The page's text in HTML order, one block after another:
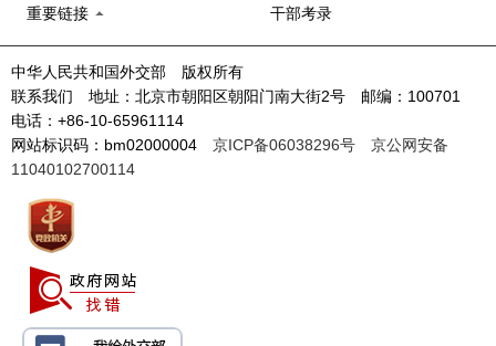
重要链接 干部考录
中华人民共和国外交部 版权所有
联系我们 地址：北京市朝阳区朝阳门南大街2号 邮编：100701
电话：+86-10-65961114
网站标识码：bm02000004 京ICP备06038296号
京公网安备
11040102700114